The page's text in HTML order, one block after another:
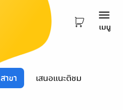
เมนู
สาขา เสนอแนะติชม